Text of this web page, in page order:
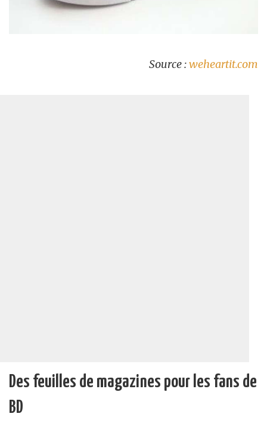
Source :weheartit.com
Des feuilles de magazines pour les fans de
BD